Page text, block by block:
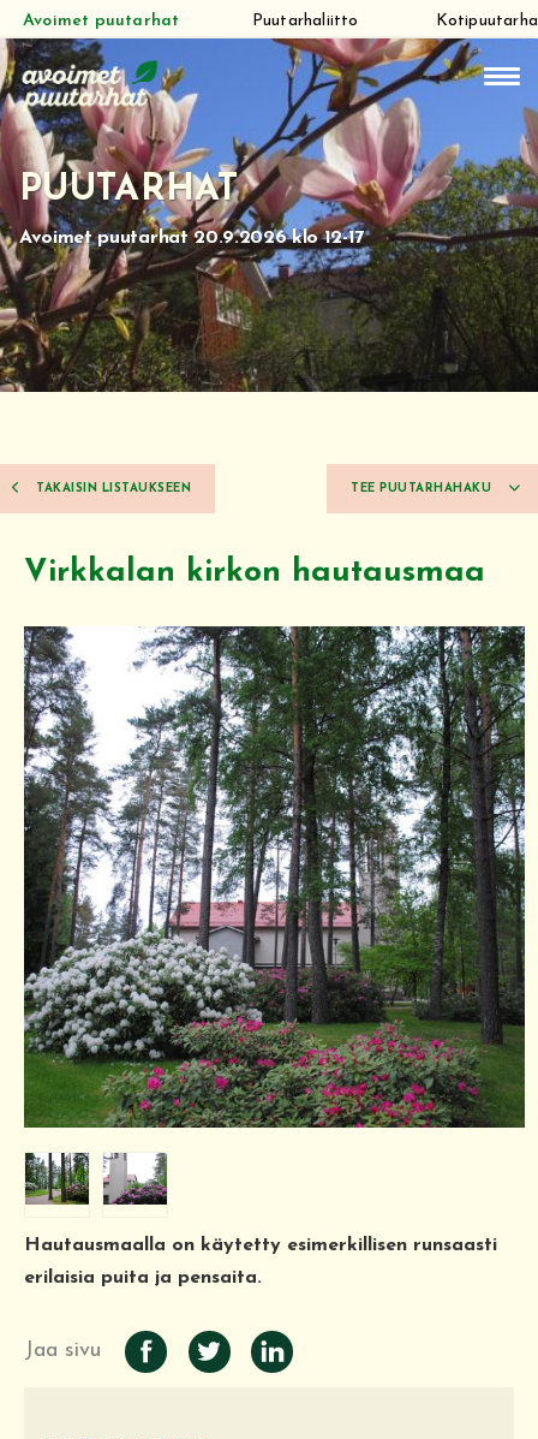
Siirry
suoraan
sisältöön
Avoimet puutarhat Puutarhaliitto Kotipuutarha
PUUTARHAT
Avoimet puutarhat 20.9.2026 klo 12-17
TAKAISIN LISTAUKSEEN TEE PUUTARHAHAKU
Virkkalan kirkon hautausmaa
Hautausmaalla on käytetty esimerkillisen runsaasti
erilaisia puita ja pensaita.
Jaa sivu